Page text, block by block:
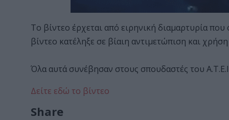
Το βίντεο έρχεται από ειρηνική διαμαρτυρία
βίντεο κατέληξε σε βίαιη αντιμετώπιση και
Όλα αυτά συνέβησαν στους σπουδαστές του
Δείτε εδώ το βίντεο
Share